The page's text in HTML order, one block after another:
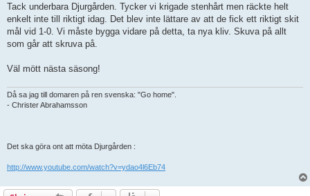
l
ä
g
g
Tack underbara Djurgården. Tycker vi krigade stenhårt men räckte helt
enkelt inte till riktigt idag. Det blev inte lättare av att de fick ett riktigt skit
mål vid 1-0. Vi måste bygga vidare på detta, ta nya kliv. Skuva på allt
som går att skruva på.
Väl mött nästa säsong!
Då sa jag till domaren på ren svenska: "Go home".
- Christer Abrahamsson
Det ska göra ont att möta Djurgården :
http://www.youtube.com/watch?v=ydao4l6Eb74